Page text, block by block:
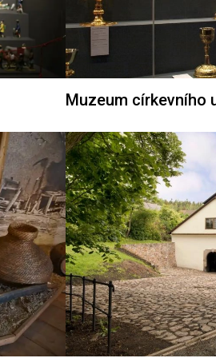
Muzeum církevního